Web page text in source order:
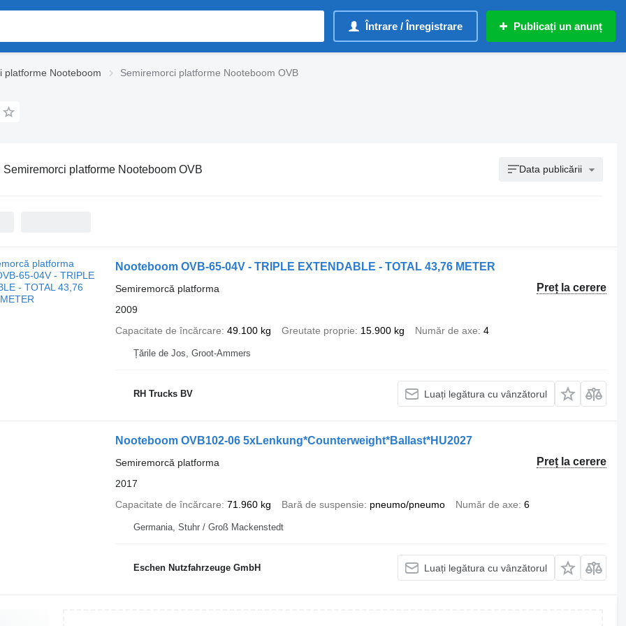
Întrare / Înregistrare Publicați un anunț
platforme Nooteboom Semiremorci platforme Nooteboom OVB
Semiremorci platforme Nooteboom OVB Data publicării
Nooteboom OVB-65-04V - TRIPLE EXTENDABLE - TOTAL 43,76 METER
Preț la cerere
Semiremorcă platforma
2009
Capacitate de încărcare 49.100 kg Greutate proprie 15.900 kg Număr de axe 4
Țările de Jos, Groot-Ammers
RH Trucks BV Luați legătura cu vânzătorul
Nooteboom OVB102-06 5xLenkung*Counterweight*Ballast*HU2027
Preț la cerere
Semiremorcă platforma
2017
Capacitate de încărcare 71.960 kg Bară de suspensie pneumo/pneumo Număr de axe 6
Germania, Stuhr / Groß Mackenstedt
Eschen Nutzfahrzeuge GmbH Luați legătura cu vânzătorul